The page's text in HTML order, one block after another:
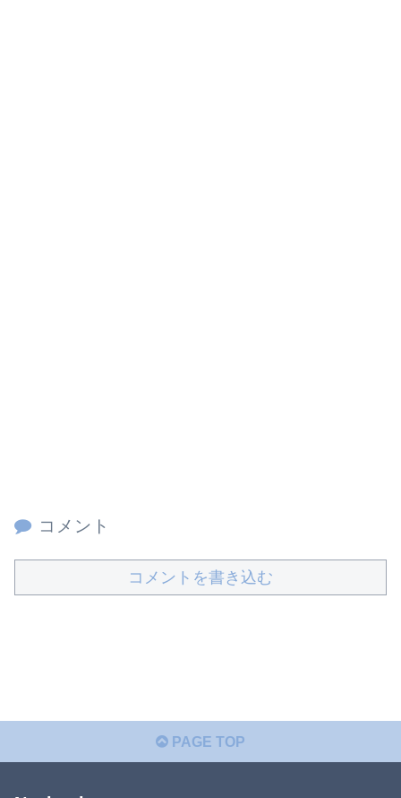
コメント
コメントを書き込む
PAGE TOP